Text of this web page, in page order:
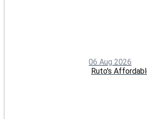
06 Aug 2026
Ruto's